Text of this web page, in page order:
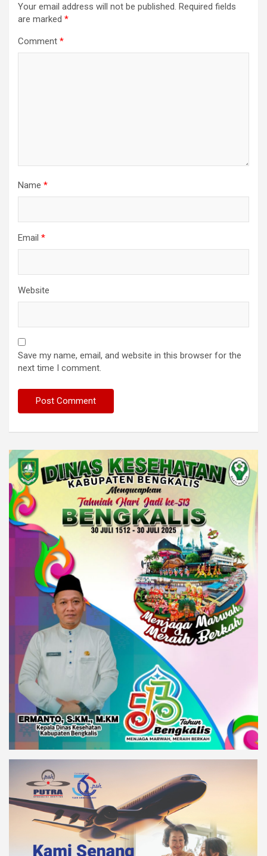
Your email address will not be published. Required fields
are marked *
Comment *
Name *
Email *
Website
Save my name, email, and website in this browser for the
next time I comment.